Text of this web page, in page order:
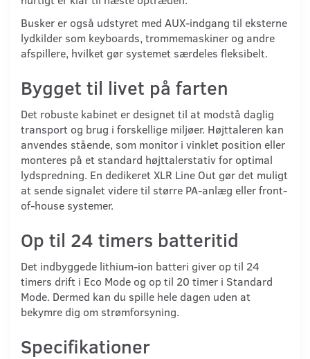
Busker er også udstyret med AUX-indgang til eksterne
lydkilder som keyboards, trommemaskiner og andre
afspillere, hvilket gør systemet særdeles fleksibelt.
Bygget til livet på farten
Det robuste kabinet er designet til at modstå daglig
transport og brug i forskellige miljøer. Højttaleren kan
anvendes stående, som monitor i vinklet position eller
monteres på et standard højttalerstativ for optimal
lydspredning. En dedikeret XLR Line Out gør det muligt
at sende signalet videre til større PA-anlæg eller front-
of-house systemer.
Op til 24 timers batteritid
Det indbyggede lithium-ion batteri giver op til 24
timers drift i Eco Mode og op til 20 timer i Standard
Mode. Dermed kan du spille hele dagen uden at
bekymre dig om strømforsyning.
Specifikationer